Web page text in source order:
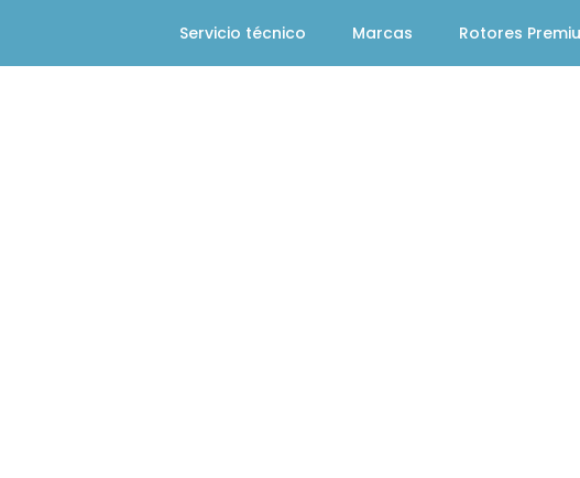
Servicio técnico Marcas Rotores